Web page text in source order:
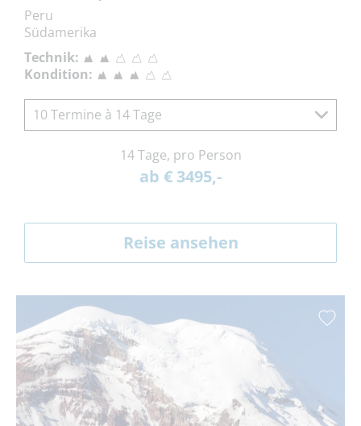
Peru
Südamerika
Technik:
Kondition:
10 Termine à 14 Tage
14 Tage, pro Person
ab € 3495,-
Reise ansehen